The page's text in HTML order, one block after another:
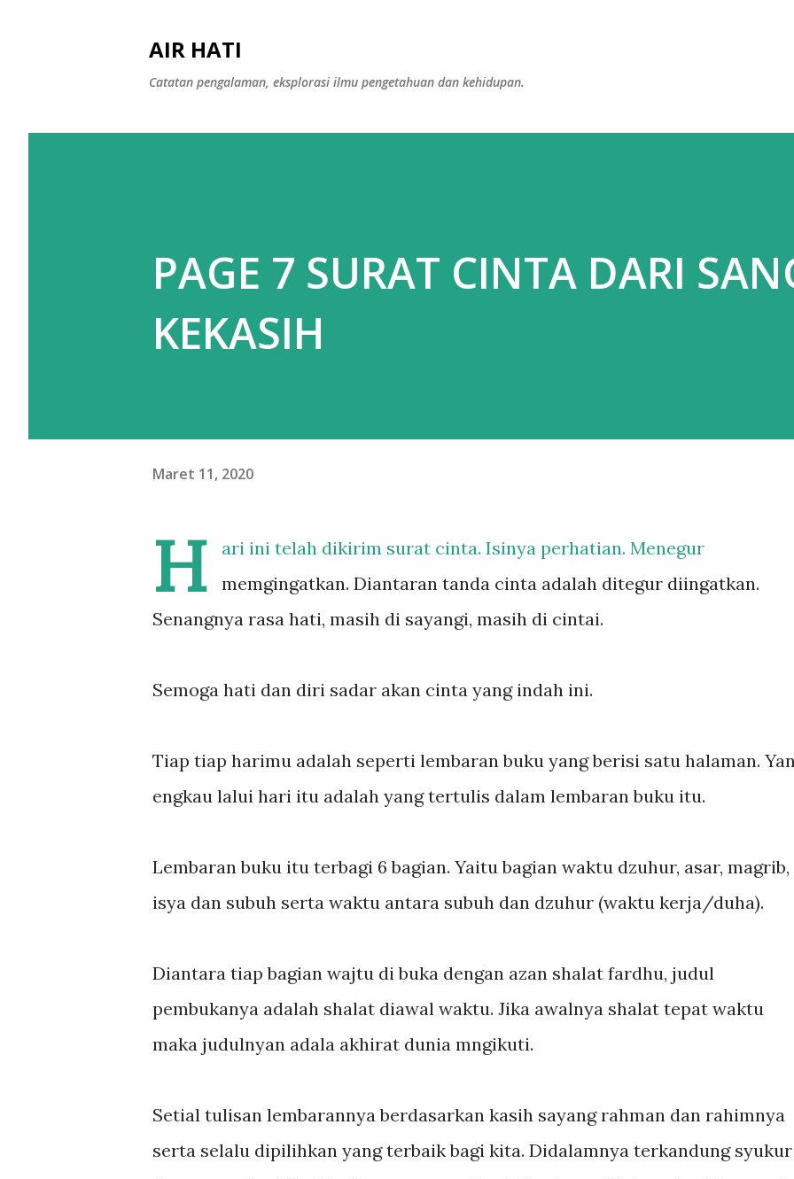
AIR HATI
Catatan pengalaman, eksplorasi ilmu pengetahuan dan kehidupan.
PAGE 7 SURAT CINTA DARI
KEKASIH
Maret 11, 2020
H
ari ini telah dikirim surat cinta. Isinya perhatian. Menegur
memgingatkan. Diantaran tanda cinta adalah ditegur diingatkan.
Senangnya rasa hati, masih di sayangi, masih di cintai.
Semoga hati dan diri sadar akan cinta yang indah ini.
Tiap tiap harimu adalah seperti lembaran buku yang berisi satu halaman.
engkau lalui hari itu adalah yang tertulis dalam lembaran buku itu.
Lembaran buku itu terbagi 6 bagian. Yaitu bagian waktu dzuhur, asar, magrib,
isya dan subuh serta waktu antara subuh dan dzuhur (waktu kerja/duha).
Diantara tiap bagian wajtu di buka dengan azan shalat fardhu, judul
pembukanya adalah shalat diawal waktu. Jika awalnya shalat tepat waktu
maka judulnyan adala akhirat dunia mngikuti.
Setial tulisan lembarannya berdasarkan kasih sayang rahman dan rahimnya
serta selalu dipilihkan yang terbaik bagi kita. Didalamnya terkandung syukur